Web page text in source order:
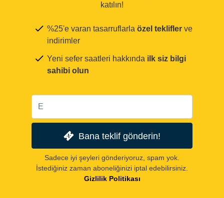
katılın!
%25'e varan tasarruflarla özel teklifler ve
indirimler
Yeni sefer saatleri hakkında ilk siz bilgi
sahibi olun
Bana teklif gönderin!
Sadece iyi şeyleri gönderiyoruz, spam yok.
İstediğiniz zaman aboneliğinizi iptal edebilirsiniz.
Gizlilik Politikası